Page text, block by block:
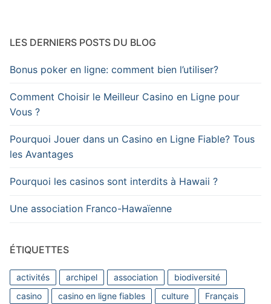
LES DERNIERS POSTS DU BLOG
Bonus poker en ligne: comment bien l’utiliser?
Comment Choisir le Meilleur Casino en Ligne pour
Vous ?
Pourquoi Jouer dans un Casino en Ligne Fiable? Tous
les Avantages
Pourquoi les casinos sont interdits à Hawaii ?
Une association Franco-Hawaïenne
ÉTIQUETTES
activités archipel association
biodiversité
casino
casino en ligne fiables culture Français